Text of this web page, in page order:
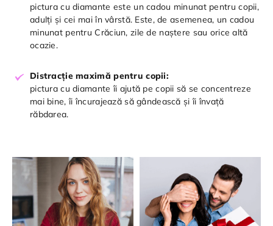
pictura cu diamante este un cadou minunat pentru copii,
adulți și cei mai în vârstă. Este, de asemenea, un cadou
minunat pentru Crăciun, zile de naștere sau orice altă
ocazie.
Distracție maximă pentru copii:
pictura cu diamante îi ajută pe copii să se concentreze
mai bine, îi încurajează să gândească și îi învață
răbdarea.